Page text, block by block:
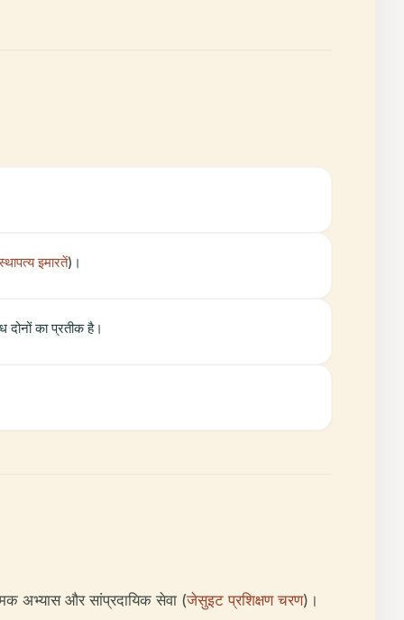
इमारतें)।
का प्रतीक है।
अभ्यास और सांप्रदायिक सेवा (जेसुइट प्रशिक्षण चरण)।